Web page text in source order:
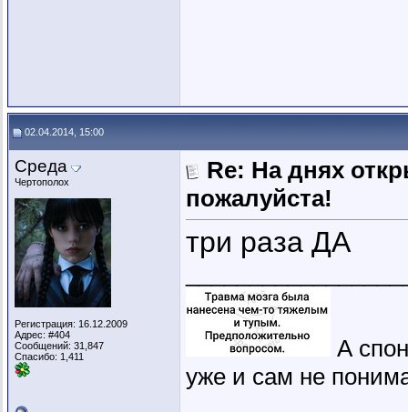
02.04.2014, 15:00
Среда
Чертополох
Регистрация: 16.12.2009
Адрес: #404
Сообщений: 31,847
Спасибо: 1,411
Re: На днях
пожалуйста!
три раза ДА
А
уже и сам не